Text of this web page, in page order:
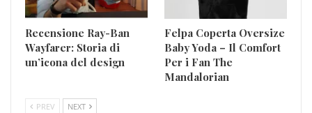
Recensione Ray-Ban
Wayfarer: Storia di
un’icona del design
Felpa Coperta Oversize
Baby Yoda – Il Comfort
Per i Fan The
Mandalorian
PREV NEXT